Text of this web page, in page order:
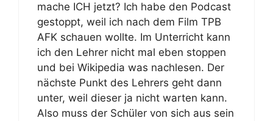
mache ICH jetzt? Ich habe den Podcast
gestoppt, weil ich nach dem Film TPB
AFK schauen wollte. Im Unterricht kann
ich den Lehrer nicht mal eben stoppen
und bei Wikipedia was nachlesen. Der
nächste Punkt des Lehrers geht dann
unter, weil dieser ja nicht warten kann.
Also muss der Schüler von sich aus sein